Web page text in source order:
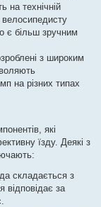
на технічній
є більш зручним
з широким
на різних типах
які
їзду. Деякі з
складається з
відповідає за